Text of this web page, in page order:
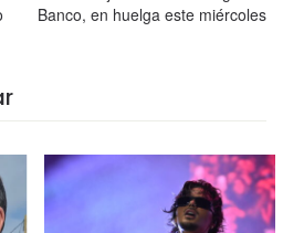
Banco, en huelga este miércoles